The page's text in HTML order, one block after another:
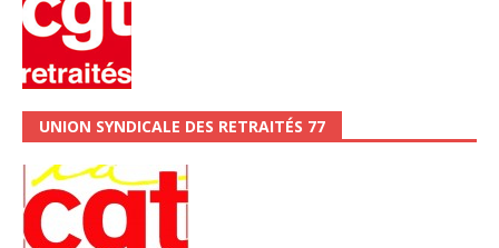
UNION SYNDICALE DES RETRAITÉS 77